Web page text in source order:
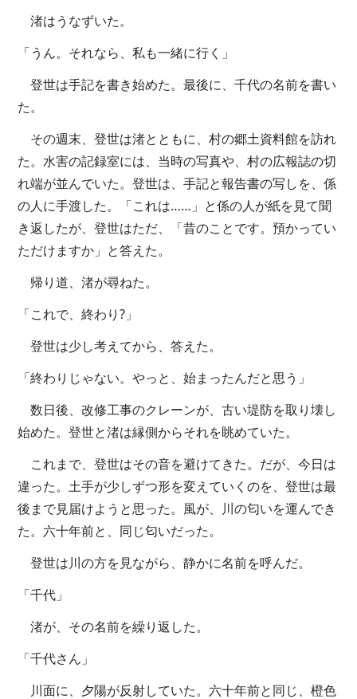
渚はうなずいた。
「うん。それなら、私も一緒に行く」
登世は手記を書き始めた。最後に、千代の名前を書い
た。
その週末、登世は渚とともに、村の郷土資料館を訪れ
た。水害の記録室には、当時の写真や、村の広報誌の切
れ端が並んでいた。登世は、手記と報告書の写しを、係
の人に手渡した。「これは……」と係の人が紙を見て聞
き返したが、登世はただ、「昔のことです。預かってい
ただけますか」と答えた。
帰り道、渚が尋ねた。
「これで、終わり?」
登世は少し考えてから、答えた。
「終わりじゃない。やっと、始まったんだと思う」
数日後、改修工事のクレーンが、古い堤防を取り壊し
始めた。登世と渚は縁側からそれを眺めていた。
これまで、登世はその音を避けてきた。だが、今日は
違った。土手が少しずつ形を変えていくのを、登世は最
後まで見届けようと思った。風が、川の匂いを運んでき
た。六十年前と、同じ匂いだった。
登世は川の方を見ながら、静かに名前を呼んだ。
「千代」
渚が、その名前を繰り返した。
「千代さん」
川面に、夕陽が反射していた。六十年前と同じ、橙色